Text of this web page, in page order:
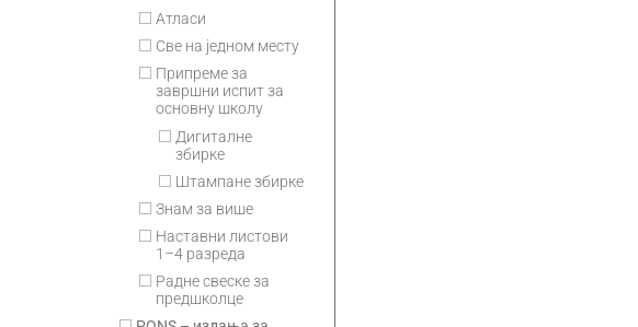
Атласи
Све на једном месту
Припремe за
завршни испит за
основну школу
Дигиталне
збирке
Штампане збирке
Знам за више
Наставни листови
1–4 разреда
Радне свеске за
предшколце